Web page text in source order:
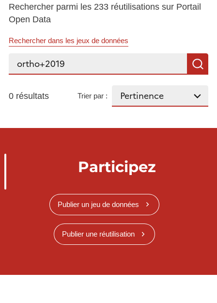
Rechercher parmi les 233 réutilisations sur Portail
Open Data
Rechercher dans les jeux de données
Rechercher...
0 résultats Trier par :
Participez
Publier un jeu de données
Publier une réutilisation